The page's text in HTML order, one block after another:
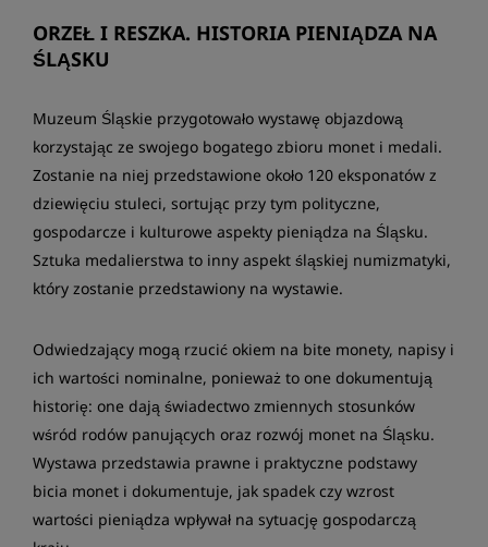
ORZEŁ I RESZKA. HISTORIA PIENIĄDZA NA
ŚLĄSKU
Muzeum Śląskie przygotowało wystawę objazdową
korzystając ze swojego bogatego zbioru monet i medali.
Zostanie na niej przedstawione około 120 eksponatów z
dziewięciu stuleci, sortując przy tym polityczne,
gospodarcze i kulturowe aspekty pieniądza na Śląsku.
Sztuka medalierstwa to inny aspekt śląskiej numizmatyki,
który zostanie przedstawiony na wystawie.
Odwiedzający mogą rzucić okiem na bite monety, napisy i
ich wartości nominalne, ponieważ to one dokumentują
historię: one dają świadectwo zmiennych stosunków
wśród rodów panujących oraz rozwój monet na Śląsku.
Wystawa przedstawia prawne i praktyczne podstawy
bicia monet i dokumentuje, jak spadek czy wzrost
wartości pieniądza wpływał na sytuację gospodarczą